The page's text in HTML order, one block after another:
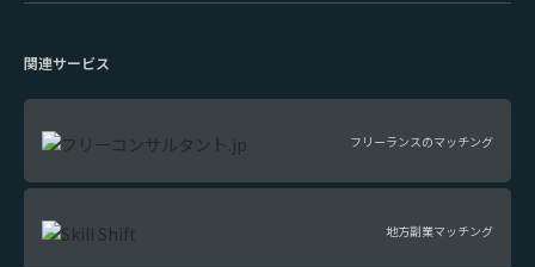
関連サービス
フリーランスのマッチング
地方副業マッチング